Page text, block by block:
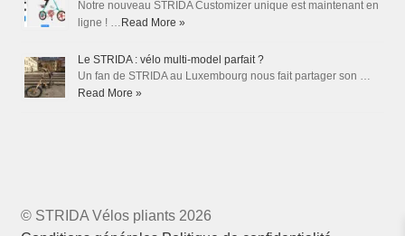
Notre nouveau STRIDA Customizer unique est maintenant en
ligne ! … Read More »
Le STRIDA : vélo multi-model parfait ?
Un fan de STRIDA au Luxembourg nous fait partager son …
Read More »
© STRIDA Vélos pliants 2026